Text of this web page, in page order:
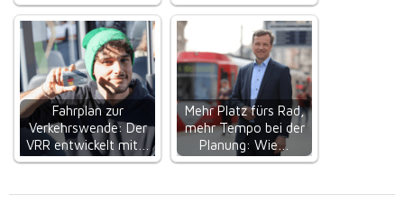
Fahrplan zur
Verkehrswende: Der
VRR entwickelt mit…
Mehr Platz fürs Rad,
mehr Tempo bei der
Planung: Wie…